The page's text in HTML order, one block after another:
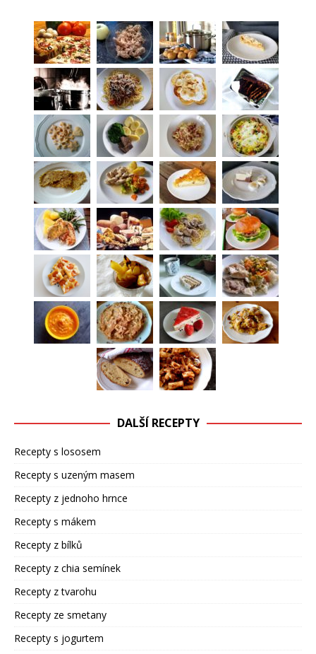
DALŠÍ RECEPTY
Recepty s lososem
Recepty s uzeným masem
Recepty z jednoho hrnce
Recepty s mákem
Recepty z bílků
Recepty z chia semínek
Recepty z tvarohu
Recepty ze smetany
Recepty s jogurtem